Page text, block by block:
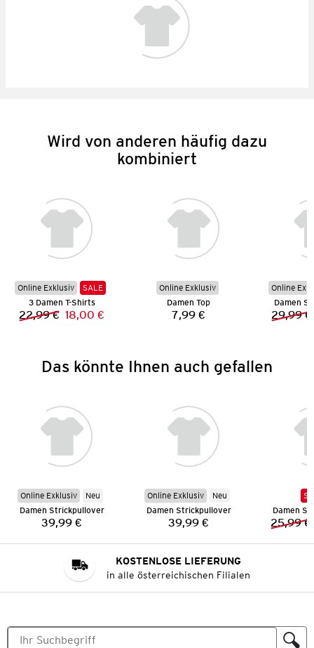
Wird von anderen häufig dazu
kombiniert
Online Exklusiv
SALE
3 Damen T-Shirts
Vorheriger Preis:
22,99 € Neuer Preis:
18,00 €
Online Exklusiv
Damen Top
Preis:
7,99 €
Online
Damen
29,99 €
Das könnte Ihnen auch gefallen
Online Exklusiv
Neu
Damen Strickpullover
Preis:
39,99 €
Online Exklusiv
Neu
Damen Strickpullover
Preis:
39,99 €
Damen
25,99 €
KOSTENLOSE LIEFERUNG
in alle österreichischen Filialen